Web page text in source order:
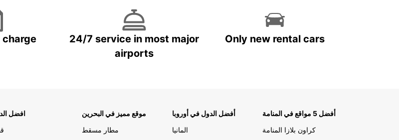
charge
24/7 service in most major
airports
Only new rental cars
افضل
موقع مميز في البحرين
مطار مسقط
أفضل الدول في أوروبا
المانيا
أفضل 5 مواقع في المنامة
كراون بلازا المنامة